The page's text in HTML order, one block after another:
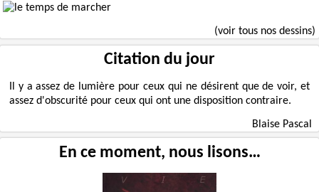
(voir tous nos dessins)
Citation du jour
Il y a assez de lumière pour ceux qui ne désirent que de voir, et
assez d'obscurité pour ceux qui ont une disposition contraire.
Blaise Pascal
En ce moment, nous lisons…